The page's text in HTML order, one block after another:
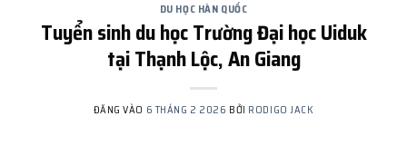
DU HỌC HÀN QUỐC
Tuyển sinh du học Trường Đại học Uiduk
tại Thạnh Lộc, An Giang
ĐĂNG VÀO 6 THÁNG 2 2026 BỞI RODIGO JACK